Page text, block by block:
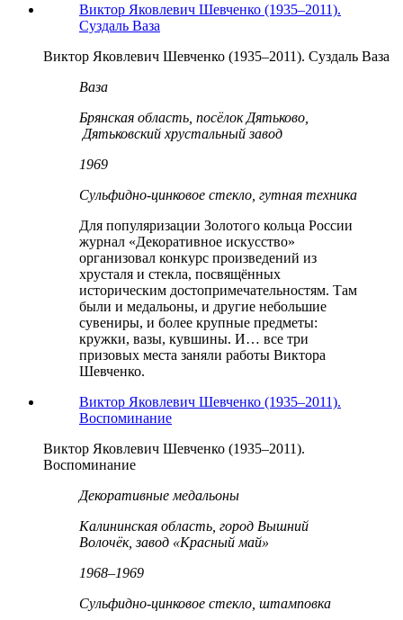
Виктор Яковлевич Шевченко (1935–2011).
Суздаль Ваза
Виктор Яковлевич Шевченко (1935–2011). Суздаль Ваза
Ваза
Брянская область, посёлок Дятьково,
Дятьковский хрустальный завод
1969
Сульфидно-цинковое стекло, гутная техника
Для популяризации Золотого кольца России
журнал «Декоративное искусство»
организовал конкурс произведений из
хрусталя и стекла, посвящённых
историческим достопримечательностям. Там
были и медальоны, и другие небольшие
сувениры, и более крупные предметы:
кружки, вазы, кувшины. И… все три
призовых места заняли работы Виктора
Шевченко.
Виктор Яковлевич Шевченко (1935–2011).
Воспоминание
Виктор Яковлевич Шевченко (1935–2011).
Воспоминание
Декоративные медальоны
Калининская область, город Вышний
Волочёк, завод «Красный май»
1968–1969
Сульфидно-цинковое стекло, штамповка